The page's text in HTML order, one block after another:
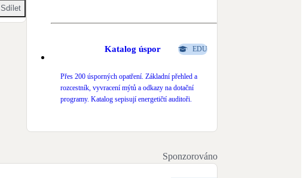
Sdílet
Katalog úspor EDU
Přes 200 úsporných opatření. Základní přehled a
rozcestník, vyvracení mýtů a odkazy na dotační
programy. Katalog sepisují energetičtí auditoři.
Sponzorováno